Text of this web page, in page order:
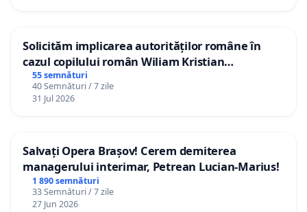
Solicităm implicarea autorităților române în
cazul copilului român Wiliam Kristian
Gheorghe, aflat în plasament în Danemarca de
12 ani
55 semnături
40 Semnături / 7 zile
31 Jul 2026
Salvați Opera Brașov! Cerem demiterea
managerului interimar, Petrean Lucian-Marius!
1 890 semnături
33 Semnături / 7 zile
27 Jun 2026